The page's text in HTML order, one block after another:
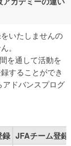
いたしませんの
。
を通して活動を
することができ
アドバンスプログ
録 JFAチーム登録